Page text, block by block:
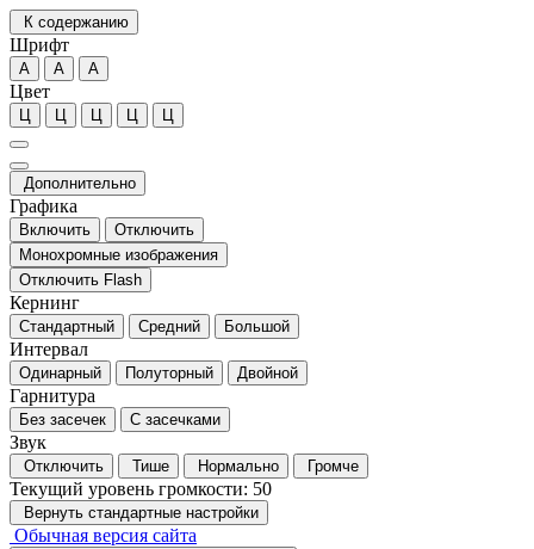
К содержанию
Шрифт
А А А
Цвет
Ц Ц Ц Ц Ц
Дополнительно
Графика
Включить
Отключить
Монохромные изображения
Отключить Flash
Кернинг
Стандартный Средний Большой
Интервал
Одинарный Полуторный Двойной
Гарнитура
Без засечек С засечками
Звук
Отключить Тише Нормально Громче
Текущий уровень громкости: 50
Вернуть стандартные настройки
Обычная версия сайта